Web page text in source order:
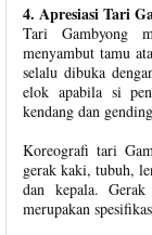
4. Apresiasi Tari
Tari Gambyong
menyambut tamu
selalu dibuka
elok apabila si
kendang dan
Koreografi tari
gerak kaki, tubuh,
dan kepala.
merupakan